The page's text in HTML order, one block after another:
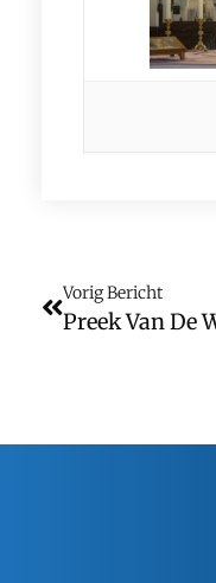
Vorig Bericht
Preek Van De